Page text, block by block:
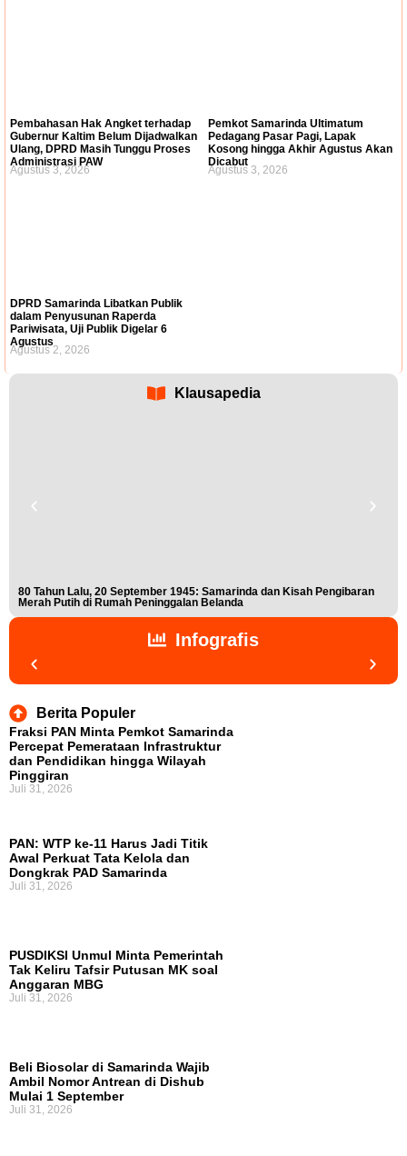
Pembahasan Hak Angket terhadap
Gubernur Kaltim Belum Dijadwalkan
Ulang, DPRD Masih Tunggu Proses
Administrasi PAW
Agustus 3, 2026
Pemkot Samarinda Ultimatum
Pedagang Pasar Pagi, Lapak
Kosong hingga Akhir Agustus Akan
Dicabut
Agustus 3, 2026
DPRD Samarinda Libatkan Publik
dalam Penyusunan Raperda
Pariwisata, Uji Publik Digelar 6
Agustus
Agustus 2, 2026
Berita Populer
Fraksi PAN Minta Pemkot Samarinda
Percepat Pemerataan Infrastruktur
dan Pendidikan hingga Wilayah
Pinggiran
Juli 31, 2026
PAN: WTP ke-11 Harus Jadi Titik
Awal Perkuat Tata Kelola dan
Dongkrak PAD Samarinda
Juli 31, 2026
PUSDIKSI Unmul Minta Pemerintah
Tak Keliru Tafsir Putusan MK soal
Anggaran MBG
Juli 31, 2026
Beli Biosolar di Samarinda Wajib
Ambil Nomor Antrean di Dishub
Mulai 1 September
Juli 31, 2026
Klausapedia
80 Tahun Lalu, 20 September 1945: Samarinda dan Kisah Pengibaran
Merah Putih di Rumah Peninggalan Belanda
Infografis